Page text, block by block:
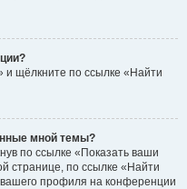
и щёлкните по ссылке «Найти
мной темы?
по ссылке «Показать ваши
странице, по ссылке «Найти
профиля на конференции